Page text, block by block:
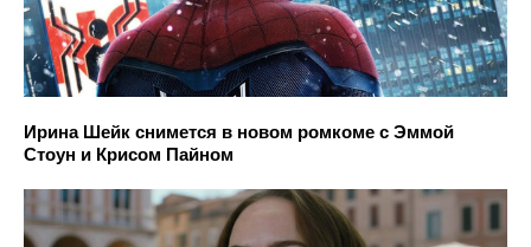
Ирина Шейк снимется в новом ромкоме с Эммой
Стоун и Крисом Пайном